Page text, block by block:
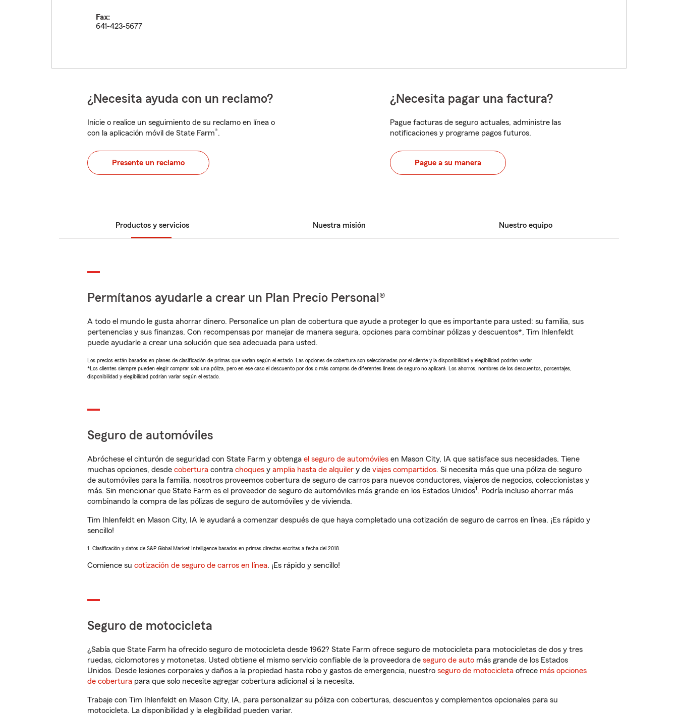
Fax:
641-423-5677
¿Necesita ayuda con un reclamo?
Inicie o realice un seguimiento de su reclamo en línea o
con la aplicación móvil de State Farm®.
Presente un reclamo
¿Necesita pagar una factura?
Pague facturas de seguro actuales, administre las
notificaciones y programe pagos futuros.
Pague a su manera
Productos y servicios Nuestra misión Nuestro equipo
Permítanos ayudarle a crear un Plan Precio Personal®
A todo el mundo le gusta ahorrar dinero. Personalice un plan de cobertura que ayude a proteger lo que es importante para usted: su familia, sus
pertenencias y sus finanzas. Con recompensas por manejar de manera segura, opciones para combinar pólizas y descuentos*, Tim Ihlenfeldt
puede ayudarle a crear una solución que sea adecuada para usted.
Los precios están basados en planes de clasificación de primas que varían según el estado. Las opciones de cobertura son seleccionadas por el cliente y la disponibilidad y elegibilidad podrían variar.
*Los clientes siempre pueden elegir comprar solo una póliza, pero en ese caso el descuento por dos o más compras de diferentes líneas de seguro no aplicará. Los ahorros, nombres de los descuentos, porcentajes,
disponibilidad y elegibilidad podrían variar según el estado.
Seguro de automóviles
Abróchese el cinturón de seguridad con State Farm y obtenga el seguro de automóviles en Mason City, IA que satisface sus necesidades. Tiene
muchas opciones, desde cobertura contra choques y amplia hasta de alquiler y de viajes compartidos. Si necesita más que una póliza de seguro
de automóviles para la familia, nosotros proveemos cobertura de seguro de carros para nuevos conductores, viajeros de negocios, coleccionistas y
más. Sin mencionar que State Farm es el proveedor de seguro de automóviles más grande en los Estados Unidos1. Podría incluso ahorrar más
combinando la compra de las pólizas de seguro de automóviles y de vivienda.
Tim Ihlenfeldt en Mason City, IA le ayudará a comenzar después de que haya completado una cotización de seguro de carros en línea. ¡Es rápido y
sencillo!
1. Clasificación y datos de S&P Global Market Intelligence basados en primas directas escritas a fecha del 2018.
Comience su cotización de seguro de carros en línea. ¡Es rápido y sencillo!
Seguro de motocicleta
¿Sabía que State Farm ha ofrecido seguro de motocicleta desde 1962? State Farm ofrece seguro de motocicleta para motocicletas de dos y tres
ruedas, ciclomotores y motonetas. Usted obtiene el mismo servicio confiable de la proveedora de seguro de auto más grande de los Estados
Unidos. Desde lesiones corporales y daños a la propiedad hasta robo y gastos de emergencia, nuestro seguro de motocicleta ofrece más opciones
de cobertura para que solo necesite agregar cobertura adicional si la necesita.
Trabaje con Tim Ihlenfeldt en Mason City, IA, para personalizar su póliza con coberturas, descuentos y complementos opcionales para su
motocicleta. La disponibilidad y la elegibilidad pueden variar.